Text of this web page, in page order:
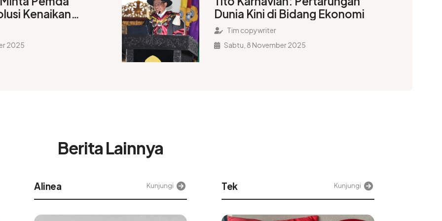
Kenaikan
Penyumbang
2025
Dunia Kini di Bidang Ekonomi
Tim copywriter
Sabtu, 8 November 2025
Berita Lainnya
Tek Kunjungi Posjateng Kunjungi